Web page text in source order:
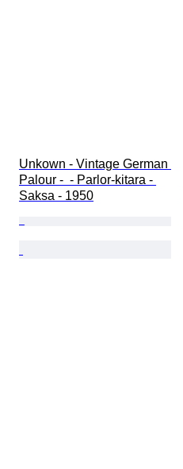
Unkown - Vintage German
Palour -  - Parlor-kitara -
Saksa - 1950